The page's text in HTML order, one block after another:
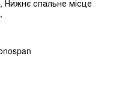
Нижнє спальне місце